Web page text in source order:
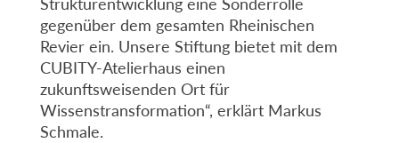
gegenüber dem gesamten Rheinischen
Revier ein. Unsere Stiftung bietet mit dem
CUBITY-Atelierhaus einen
zukunftsweisenden Ort für
Wissenstransformation“, erklärt Markus
Schmale.